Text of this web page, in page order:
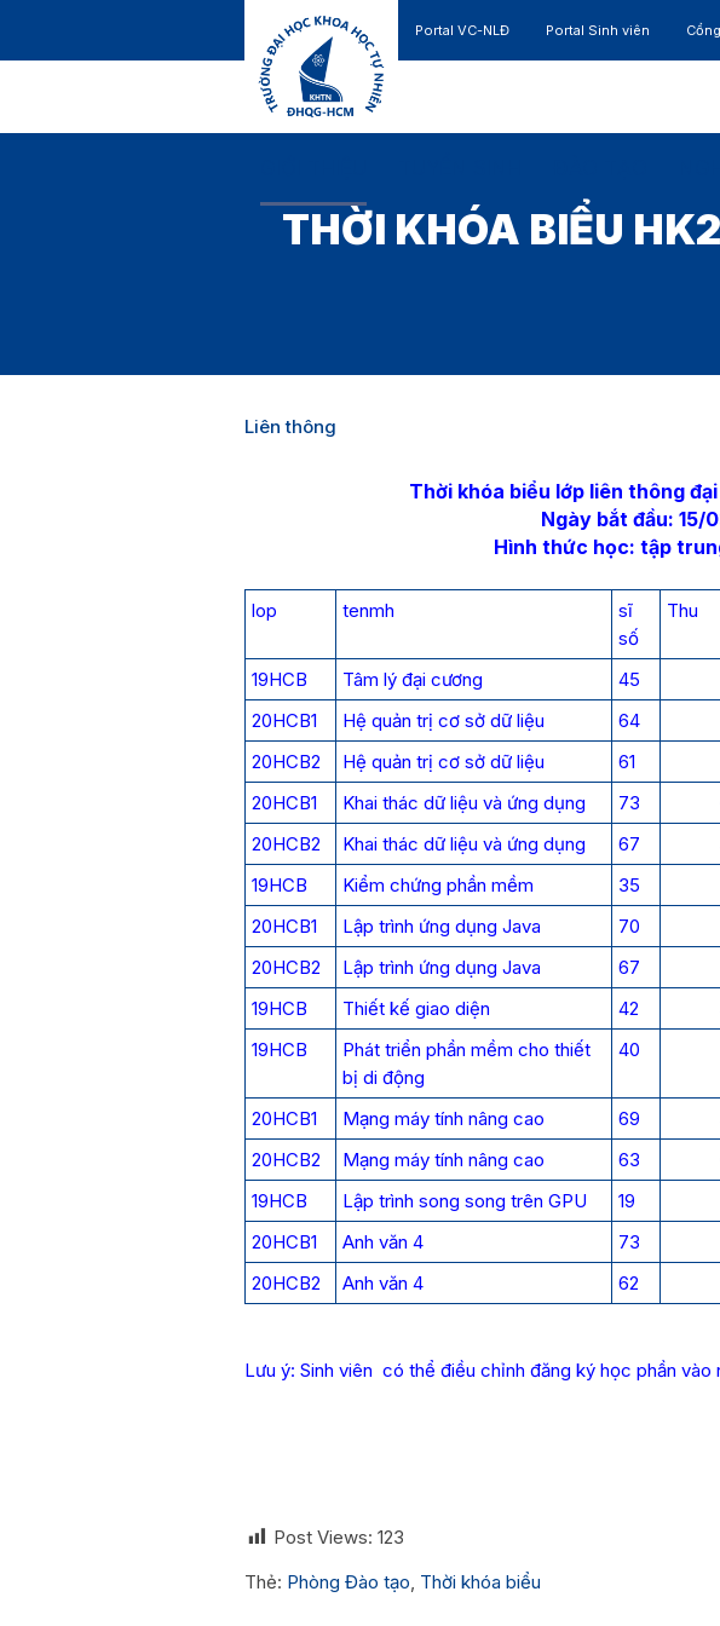
Portal VC-NLĐ Portal Sinh viên
THỜI KHÓA BIỂU
Liên thông
Thời khóa biểu lớp liên thông
Ngày bắt đầu: 15/
Hình thức học: tập
lop tenmh
sĩ
số
Thu
19HCB Tâm lý đại cương 45
20HCB1
Hệ quản trị cơ sở dữ liệu 64
20HCB2
Hệ quản trị cơ sở dữ liệu 61
20HCB1
Khai thác dữ liệu và ứng dụng 73
20HCB2
Khai thác dữ liệu và ứng dụng 67
19HCB
Kiểm chứng phần mềm 35
20HCB1
Lập trình ứng dụng Java 70
20HCB2
Lập trình ứng dụng Java 67
19HCB
Thiết kế giao diện 42
19HCB
Phát triển phần mềm cho thiết
bị di động
40
20HCB1 Mạng máy tính nâng cao 69
20HCB2
Mạng máy tính nâng cao 63
19HCB
Lập trình song song trên GPU 19
20HCB1
Anh văn 4 73
20HCB2
Anh văn 4 62
Lưu ý: Sinh viên có thể điều chỉnh đăng ký học phần vào
Post Views: 123
Thẻ: Phòng Đào tạo, Thời khóa biểu